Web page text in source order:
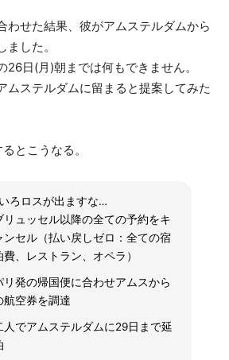
わせた結果、彼がアムステルダムから
した。
26日(月)朝までは何もできません。
ムステルダムに留まると提案してみた
とこうなる。
ろロスが出ますな…
リュッセル以降の全ての予約をキ
ンセル（払い戻しゼロ：全ての宿
費、レストラン、オペラ）
リ発の帰国便に合わせアムスから
航空券を調達
人でアムステルダムに29日まで延